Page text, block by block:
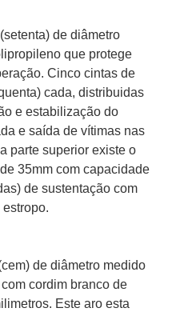
de diâmetro
que protege
Cinco cintas de
cada, distribuidas
e estabilização do
e saída de vítimas nas
parte superior existe o
35mm com capacidade
de sustentação com
de diâmetro medido
cordim branco de
Este aro esta